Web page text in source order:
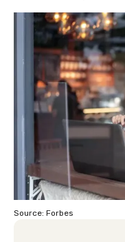
Source: Forbes